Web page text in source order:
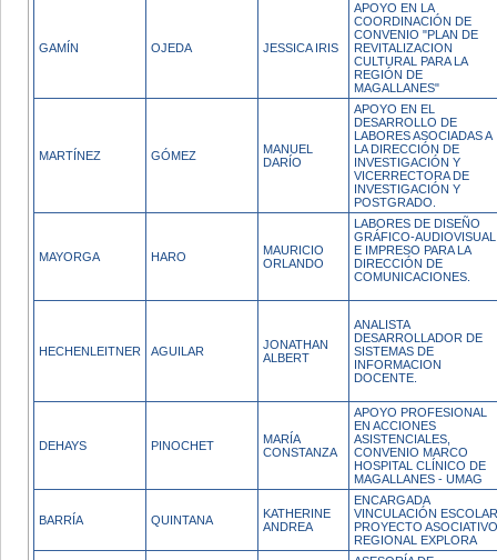
GAMÍN OJEDA JESSICA IRIS
APOYO EN LA
COORDINACIÓN DE
CONVENIO "PLAN DE
REVITALIZACION
CULTURAL PARA LA
REGIÓN DE
MAGALLANES"
MARTÍNEZ GÓMEZ
MANUEL
DARÍO
APOYO EN EL
DESARROLLO DE
LABORES ASOCIADAS A
LA DIRECCIÓN DE
INVESTIGACIÓN Y
VICERRECTORA DE
INVESTIGACIÓN Y
POSTGRADO.
MAYORGA HARO
MAURICIO
ORLANDO
LABORES DE DISEÑO
GRÁFICO-AUDIOVISUAL
E IMPRESO PARA LA
DIRECCIÓN DE
COMUNICACIONES.
HECHENLEITNER AGUILAR
JONATHAN
ALBERT
ANALISTA
DESARROLLADOR DE
SISTEMAS DE
INFORMACION
DOCENTE.
DEHAYS PINOCHET
MARÍA
CONSTANZA
APOYO PROFESIONAL
EN ACCIONES
ASISTENCIALES,
CONVENIO MARCO
HOSPITAL CLÍNICO DE
MAGALLANES - UMAG
BARRÍA QUINTANA
KATHERINE
ANDREA
ENCARGADA
VINCULACIÓN ESCOLAR
PROYECTO ASOCIATIVO
REGIONAL EXPLORA